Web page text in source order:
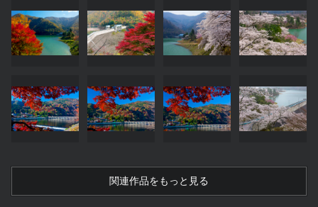
関連作品をもっと見る